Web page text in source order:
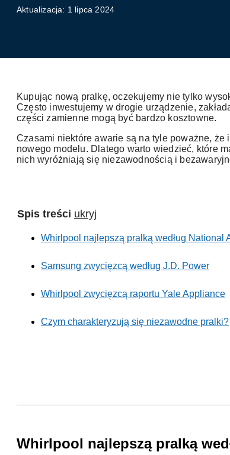
Aktualizacja: 1 lipca 2024
Kupując nową pralkę, oczekujemy nie tylko
Często inwestujemy w drogie urządzenie,
części zamienne mogą być bardzo kosztowne.
Czasami niektóre awarie są na tyle poważne,
nowego modelu. Dlatego warto wiedzieć, które
nich wyróżniają się niezawodnością i
Spis treści ukryj
Whirlpool najlepszą pralką według National
Samsung zwycięzcą według J.D. Power
Whirlpool zwycięzcą raportu Yale Appliance
Czym charakteryzują się niezawodne pralki?
Whirlpool najlepszą pralką